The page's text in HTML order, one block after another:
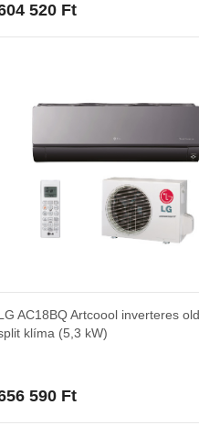
520 Ft
AC18BQ Artcoool inverteres
klíma (5,3 kW)
590 Ft